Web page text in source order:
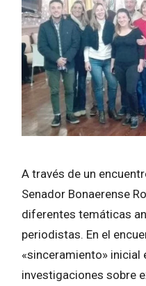
A través de un
Senador Bonaerense
diferentes temáticas
periodistas. En el
«sinceramiento» inicial
investigaciones sobre